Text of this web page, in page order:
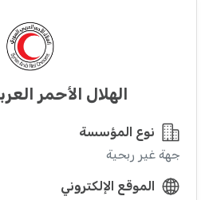
الهلال الأحمر
نوع المؤسسة
جهة غير ربحية
الموقع الإلكتروني